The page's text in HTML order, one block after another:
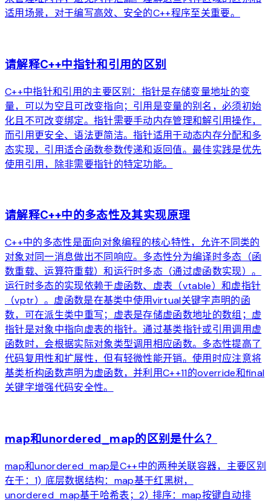
适用场景，对于编写高效、安全的C++程序至关重要。
请解释C++中指针和引用的区别
C++中指针和引用的主要区别：指针是存储变量地址的变
量，可以为空且可改变指向；引用是变量的别名，必须初始
化且不可改变绑定。指针需要手动内存管理和解引用操作，
而引用更安全、语法更简洁。指针适用于动态内存分配和多
态实现，引用适合函数参数传递和返回值。最佳实践是优先
使用引用，除非需要指针的特定功能。
请解释C++中的多态性及其实现原理
C++中的多态性是面向对象编程的核心特性，允许不同类的
对象对同一消息做出不同响应。多态性分为编译时多态（函
数重载、运算符重载）和运行时多态（通过虚函数实现）。
运行时多态的实现依赖于虚函数、虚表（vtable）和虚指针
（vptr）。虚函数是在基类中使用virtual关键字声明的函
数，可在派生类中重写；虚表是存储虚函数地址的数组；虚
指针是对象中指向虚表的指针。通过基类指针或引用调用虚
函数时，会根据实际对象类型调用相应函数。多态性提高了
代码复用性和扩展性，但有轻微性能开销。使用时应注意将
基类析构函数声明为虚函数，并利用C++11的override和final
关键字增强代码安全性。
map和unordered_map的区别是什么？
map和unordered_map是C++中的两种关联容器，主要区别
在于：1) 底层数据结构：map基于红黑树，
unordered_map基于哈希表；2) 排序：map按键自动排